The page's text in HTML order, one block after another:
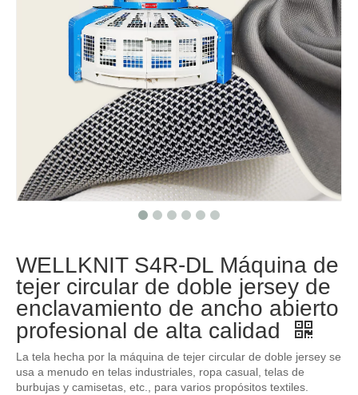
WELLKNIT S4R-DL Máquina de
tejer circular de doble jersey de
enclavamiento de ancho abierto
profesional de alta calidad
La tela hecha por la máquina de tejer circular de doble jersey se
usa a menudo en telas industriales, ropa casual, telas de
burbujas y camisetas, etc., para varios propósitos textiles.